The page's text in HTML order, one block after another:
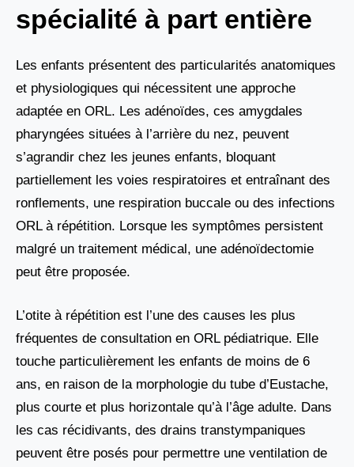
spécialité à part entière
Les enfants présentent des particularités anatomiques
et physiologiques qui nécessitent une approche
adaptée en ORL. Les adénoïdes, ces amygdales
pharyngées situées à l’arrière du nez, peuvent
s’agrandir chez les jeunes enfants, bloquant
partiellement les voies respiratoires et entraînant des
ronflements, une respiration buccale ou des infections
ORL à répétition. Lorsque les symptômes persistent
malgré un traitement médical, une adénoïdectomie
peut être proposée.
L’otite à répétition est l’une des causes les plus
fréquentes de consultation en ORL pédiatrique. Elle
touche particulièrement les enfants de moins de 6
ans, en raison de la morphologie du tube d’Eustache,
plus courte et plus horizontale qu’à l’âge adulte. Dans
les cas récidivants, des drains transtympaniques
peuvent être posés pour permettre une ventilation de